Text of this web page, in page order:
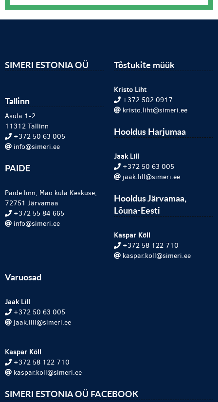
SIMERI ESTONIA OÜ
Tallinn
Asula 1-2
11312 Tallinn
+372 50 63 005
info@simeri.ee
PAIDE
Paide linn, Mäo küla Keskuse,
72751 Järvamaa
+372 55 84 665
info@simeri.ee
Tõstukite müük
Kristo Liht
+372 502 0917
kristo.liht@simeri.ee
Hooldus Harjumaa
Jaak Lill
+372 50 63 005
jaak.lill@simeri.ee
Hooldus Järvamaa,
Lõuna-Eesti
Kaspar Köll
+372 58 122 710
kaspar.koll@simeri.ee
Varuosad
Jaak Lill
+372 50 63 005
jaak.lill@simeri.ee
Kaspar Köll
+372 58 122 710
kaspar.koll@simeri.ee
SIMERI ESTONIA OÜ FACEBOOK